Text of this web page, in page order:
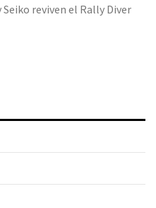
reviven el Rally Diver